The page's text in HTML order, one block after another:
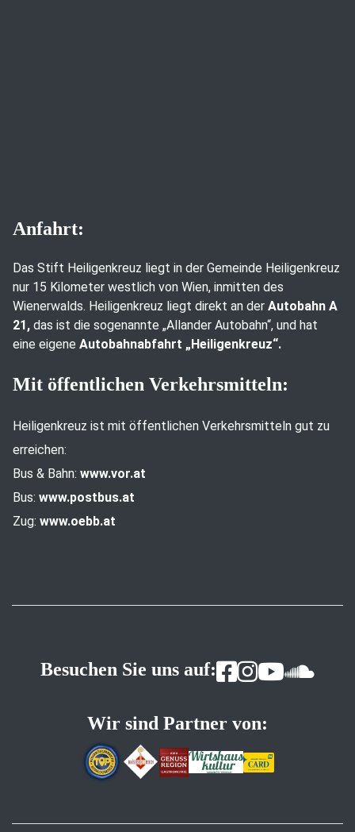
Anfahrt:
Das Stift Heiligenkreuz liegt in der Gemeinde Heiligenkreuz
nur 15 Kilometer westlich von Wien, inmitten des
Wienerwalds. Heiligenkreuz liegt direkt an der Autobahn A
21, das ist die sogenannte „Allander Autobahn“, und hat
eine eigene Autobahnabfahrt „Heiligenkreuz“.
Mit öffentlichen Verkehrsmitteln:
Heiligenkreuz ist mit öffentlichen Verkehrsmitteln gut zu
erreichen:
Bus & Bahn: www.vor.at
Bus: www.postbus.at
Zug: www.oebb.at
Besuchen Sie uns auf:
Wir sind Partner von: